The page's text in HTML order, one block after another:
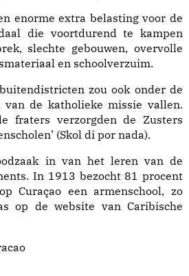
enorme extra belasting voor de
die voortdurend te kampen
slechte gebouwen, overvolle
en schoolverzuim.
zou ook onder de
van de katholieke missie vallen.
fraters verzorgden de Zusters
op de ‘armenscholen’ (Skol di por nada).
in van het leren van de
In 1913 bezocht 81 procent
Curaçao een armenschool, zo
op de website van Caribische